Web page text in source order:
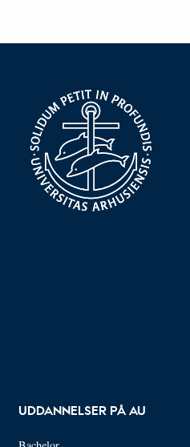
UDDANNELSER PÅ AU